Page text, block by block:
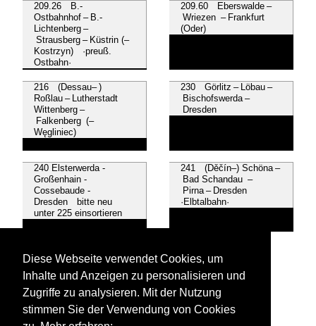
209.26 B.-
Ostbahnhof – B.-
Lichtenberg –
Strausberg – Küstrin (–
Kostrzyn) ·preuß.
Ostbahn·
209.60 Eberswalde –
Wriezen – Frankfurt
(Oder)
216 (Dessau– )
Roßlau – Lutherstadt
Wittenberg –
Falkenberg (–
Węgliniec)
230 Görlitz – Löbau –
Bischofswerda –
Dresden
240 Elsterwerda -
Großenhain -
Cossebaude -
Dresden bitte neu
unter 225 einsortieren
241 (Děčín–) Schöna –
Bad Schandau –
Pirna – Dresden
·Elbtalbahn·
Wittenberg – Bitterfeld –
Halle
Diese Webseite verwendet Cookies, um
Inhalte und Anzeigen zu personalisieren und
Zugriffe zu analysieren. Mit der Nutzung
stimmen Sie der Verwendung von Cookies